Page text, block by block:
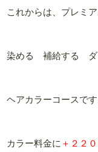
これからは、プレミ
染める 補給する ダ
ヘアカラーコースです
カラー料金に ＋２２